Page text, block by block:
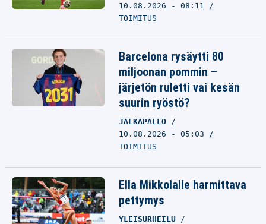
10.08.2026 - 08:11
TOIMITUS
Barcelona rysäytti 80
miljoonan pommin –
järjetön ruletti vai kesän
suurin ryöstö?
JALKAPALLO
10.08.2026 - 05:03
TOIMITUS
Ella Mikkolalle harmittava
pettymys
YLEISURHEILU